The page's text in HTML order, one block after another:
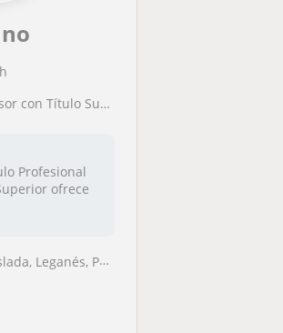
Superior de Música)
Profesional
ofrece
de Alarcón, Boadilla del Mon...